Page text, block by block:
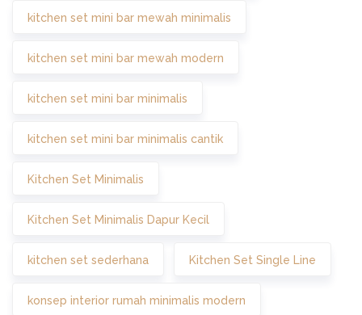
kitchen set mini bar mewah minimalis
kitchen set mini bar mewah modern
kitchen set mini bar minimalis
kitchen set mini bar minimalis cantik
Kitchen Set Minimalis
Kitchen Set Minimalis Dapur Kecil
kitchen set sederhana Kitchen Set Single Line
konsep interior rumah minimalis modern